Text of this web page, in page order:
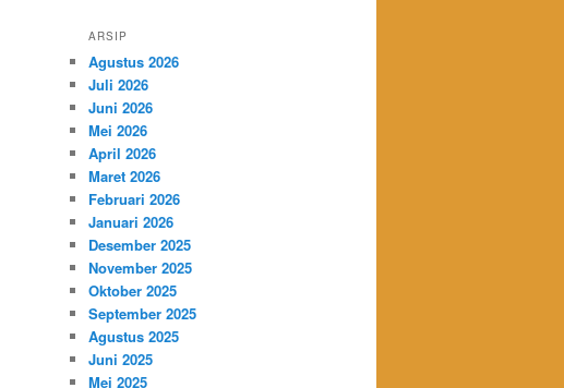
ARSIP
Agustus 2026
Juli 2026
Juni 2026
Mei 2026
April 2026
Maret 2026
Februari 2026
Januari 2026
Desember 2025
November 2025
Oktober 2025
September 2025
Agustus 2025
Juni 2025
Mei 2025